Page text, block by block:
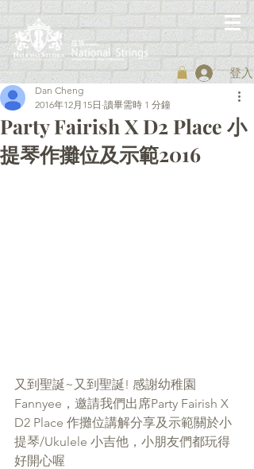
登入
Party Fairish X D2 Place 小
提琴作攤位及示範2016
Dan Cheng
2016年12月15日 讀畢需時 1 分鐘
又到聖誕~又到聖誕! 感謝幼稚園
Fannyee，邀請我們出席Party Fairish X
D2 Place 作攤位講解分享及示範關於小
提琴/Ukulele 小吉他，小朋友們都玩得
好開心喔